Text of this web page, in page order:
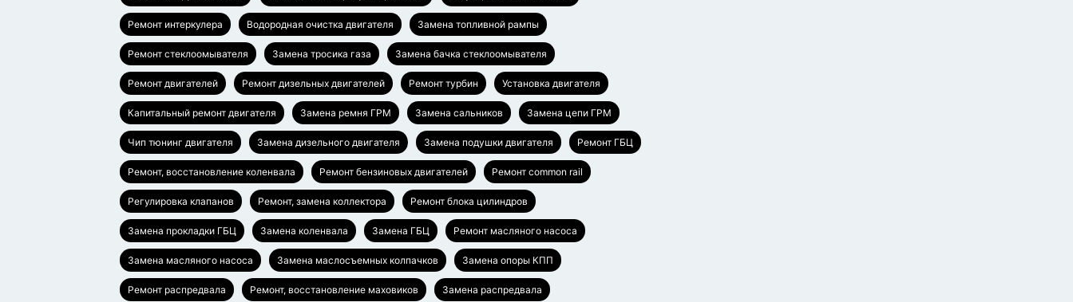
Ремонт интеркулера Водородная очистка двигателя Замена топливной рампы
Ремонт стеклоомывателя Замена тросика газа Замена бачка стеклоомывателя
Ремонт двигателей Ремонт дизельных двигателей Ремонт турбин Установка двигателя
Капитальный ремонт двигателя Замена ремня ГРМ Замена сальников Замена цепи ГРМ
Чип тюнинг двигателя Замена дизельного двигателя Замена подушки двигателя Ремонт ГБЦ
Ремонт, восстановление коленвала Ремонт бензиновых двигателей Ремонт common rail
Регулировка клапанов Ремонт, замена коллектора Ремонт блока цилиндров
Замена прокладки ГБЦ Замена коленвала Замена ГБЦ Ремонт масляного насоса
Замена масляного насоса Замена маслосъемных колпачков Замена опоры КПП
Ремонт распредвала Ремонт, восстановление маховиков Замена распредвала